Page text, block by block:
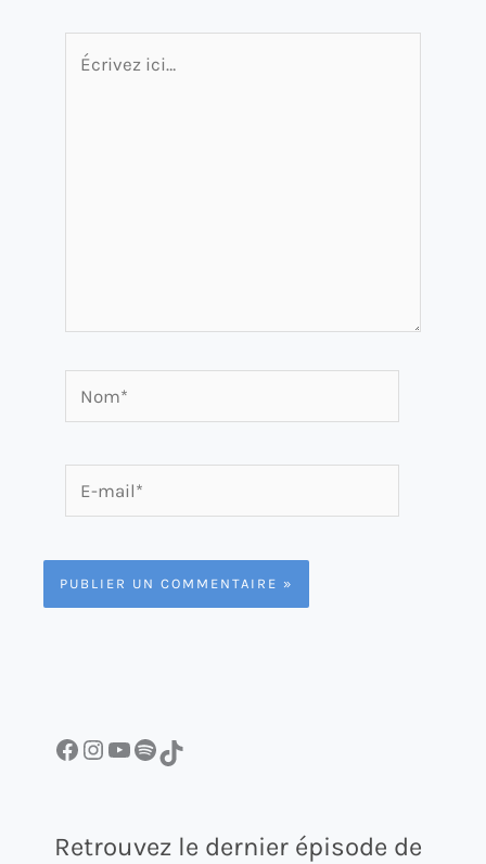
Écrivez
Nom*
mail*
Facebook InstagramYouTube Spotify TikTok
Retrouvez le dernier épisode de